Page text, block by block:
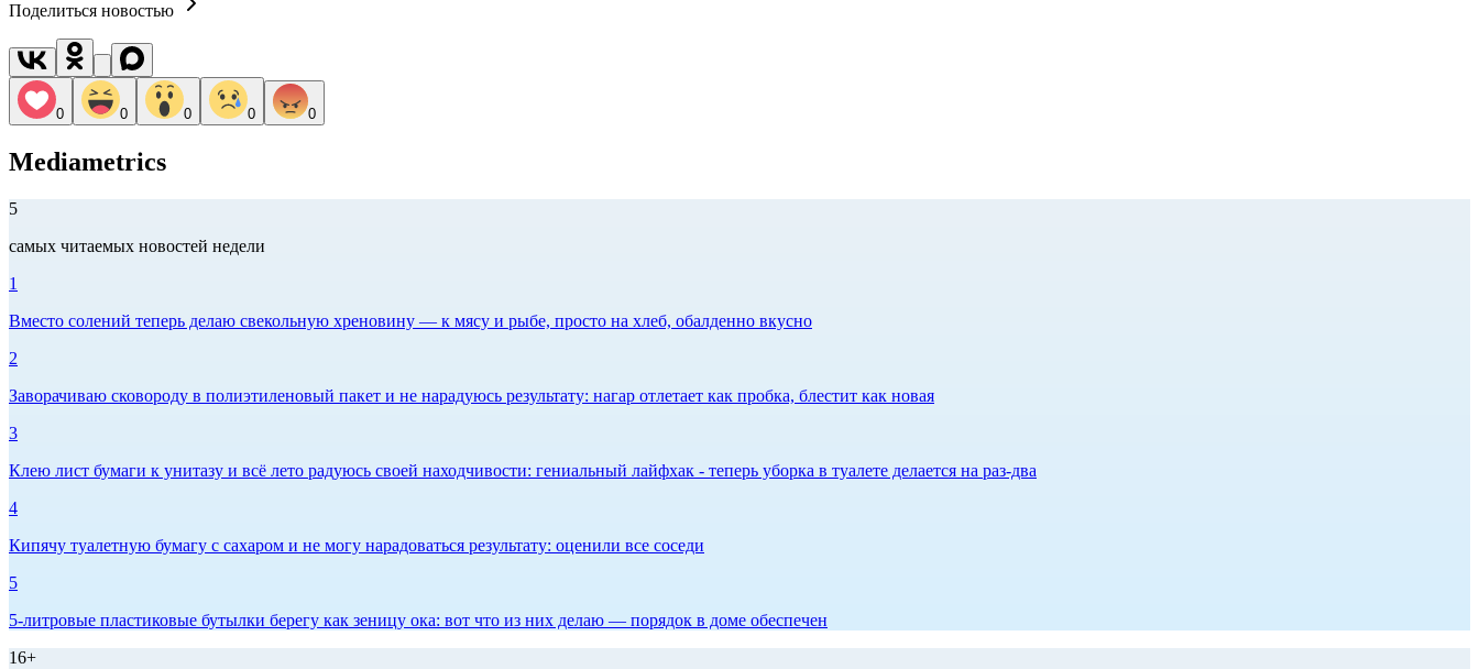
Поделиться новостью
0 0 0 0 0
Mediametrics
5
самых читаемых новостей недели
1
Вместо солений теперь делаю свекольную хреновину — к мясу и рыбе, просто на хлеб, обалденно вкусно
2
Заворачиваю сковороду в полиэтиленовый пакет и не нарадуюсь результату: нагар отлетает как пробка, блестит как новая
3
Клею лист бумаги к унитазу и всё лето радуюсь своей находчивости: гениальный лайфхак - теперь уборка в туалете делается на раз-два
4
Кипячу туалетную бумагу с сахаром и не могу нарадоваться результату: оценили все соседи
5
5-литровые пластиковые бутылки берегу как зеницу ока: вот что из них делаю — порядок в доме обеспечен
16+